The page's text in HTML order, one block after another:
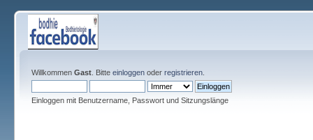
Willkommen Gast. Bitte einloggenoder registrieren.
Einloggen mit Benutzername, Passwort und Sitzungslänge